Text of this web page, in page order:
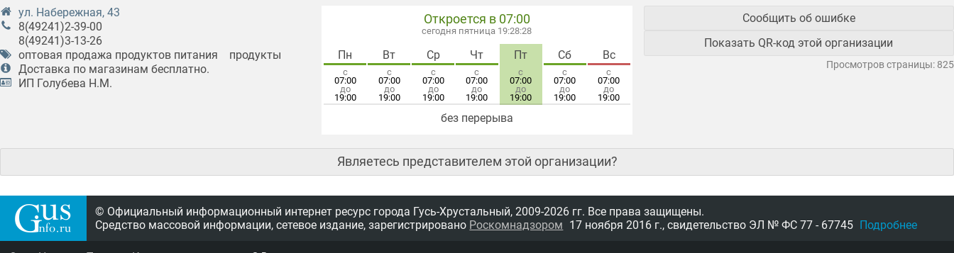
ул. Набережная, 43
8(49241)2-39-00
8(49241)3-13-26
оптовая продажа продуктов питания
продукты
Доставка по магазинам бесплатно.
ИП Голубева Н.М.
Откроется в 07:00
сегодня пятница 19:28:28
Пн
с
07:00
до
19:00
Вт
с
07:00
до
19:00
Ср
с
07:00
до
19:00
Чт
с
07:00
до
19:00
Пт
с
07:00
до
19:00
Сб
с
07:00
до
19:00
Вс
с
07:00
до
19:00
без перерыва
Сообщить об ошибке
Показать QR-код этой организации
Просмотров страницы: 825
Являетесь представителем этой организации?
© Официальный информационный интернет ресурс города Гусь-Хрустальный, 2009-2026 гг. Все права защищены.
Средство массовой информации, сетевое издание, зарегистрировано Роскомнадзором 17 ноября 2016 г., свидетельство ЭЛ № ФС 77 - 67745 Подробнее